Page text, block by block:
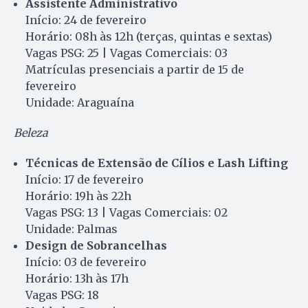
Assistente Administrativo
Início: 24 de fevereiro
Horário: 08h às 12h (terças, quintas e sextas)
Vagas PSG: 25 | Vagas Comerciais: 03
Matrículas presenciais a partir de 15 de
fevereiro
Unidade: Araguaína
Beleza
Técnicas de Extensão de Cílios e Lash Lifting
Início: 17 de fevereiro
Horário: 19h às 22h
Vagas PSG: 13 | Vagas Comerciais: 02
Unidade: Palmas
Design de Sobrancelhas
Início: 03 de fevereiro
Horário: 13h às 17h
Vagas PSG: 18